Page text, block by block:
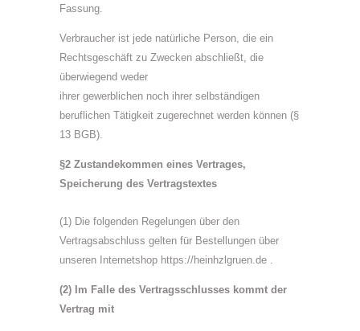
Fassung.
Verbraucher ist jede natürliche Person, die ein
Rechtsgeschäft zu Zwecken abschließt, die
überwiegend weder
ihrer gewerblichen noch ihrer selbständigen
beruflichen Tätigkeit zugerechnet werden können (§
13 BGB).
§2 Zustandekommen eines Vertrages,
Speicherung des Vertragstextes
(1) Die folgenden Regelungen über den
Vertragsabschluss gelten für Bestellungen über
unseren Internetshop https://heinhzlgruen.de .
(2) Im Falle des Vertragsschlusses kommt der
Vertrag mit